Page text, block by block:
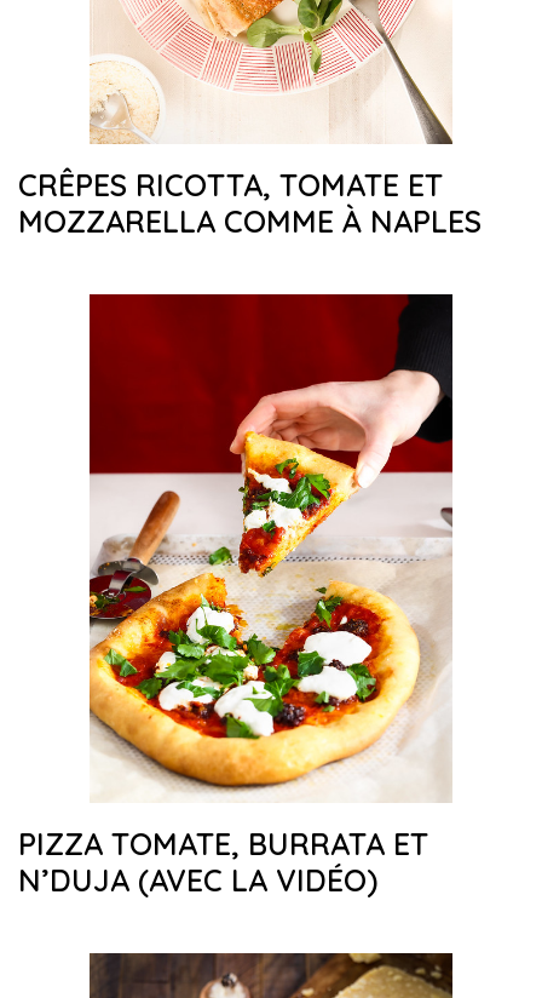
CRÊPES RICOTTA, TOMATE ET
MOZZARELLA COMME À NAPLES
PIZZA TOMATE, BURRATA ET
N’DUJA (AVEC LA VIDÉO)